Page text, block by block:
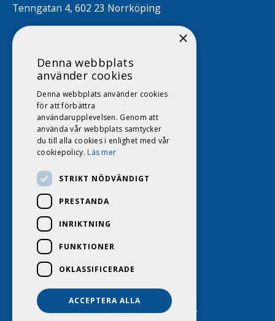
Tenngatan 4, 602 23 Norrköping
DAGS HUSVAGNSCENTER 2026. ALL RIGHTS RESERVED.
×
Denna webbplats
använder cookies
Denna webbplats använder cookies
för att förbättra
användarupplevelsen. Genom att
använda vår webbplats samtycker
du till alla cookies i enlighet med vår
cookiepolicy. Läs mer
STRIKT NÖDVÄNDIGT
PRESTANDA
INRIKTNING
FUNKTIONER
OKLASSIFICERADE
ACCEPTERA ALLA